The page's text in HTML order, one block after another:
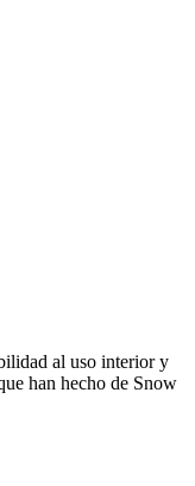
al uso interior y
han hecho de Snow